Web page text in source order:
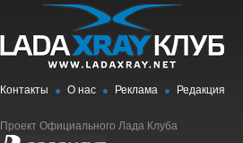
Контакты О нас Реклама Редакция
Проект Официального Лада Клуба